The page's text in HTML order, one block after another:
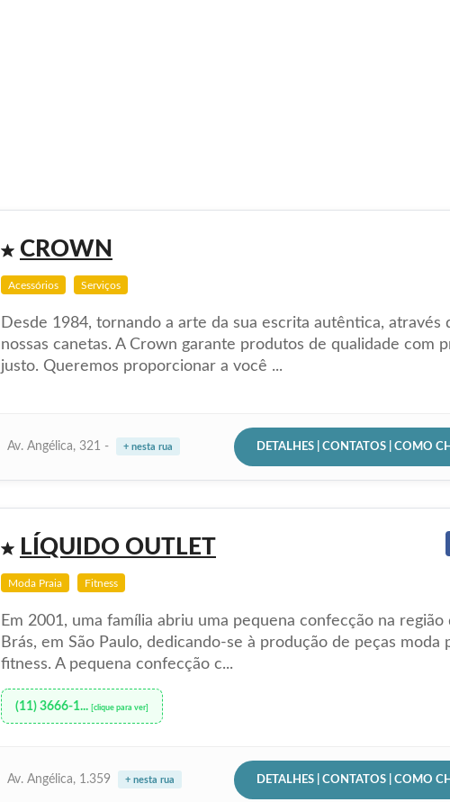
CROWN
Acessórios Serviços
Desde 1984, tornando a arte da sua escrita autêntica, através
nossas canetas. A Crown garante produtos de qualidade com
justo. Queremos proporcionar a você ...
Av. Angélica, 321 - + nesta rua DETALHES | CONTATOS | COMO
LÍQUIDO OUTLET
Moda Praia Fitness
Em 2001, uma família abriu uma pequena confecção na região
Brás, em São Paulo, dedicando-se à produção de peças moda
fitness. A pequena confecção c...
(11) 3666-1... [clique para ver]
Av. Angélica, 1.359 + nesta rua DETALHES | CONTATOS | COMO